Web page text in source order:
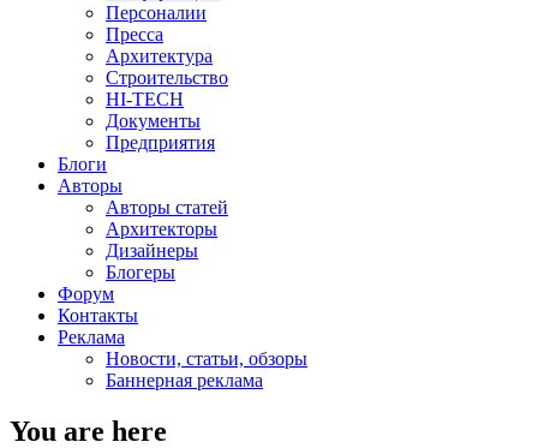
Персоналии
Пресса
Архитектура
Строительство
HI-TECH
Документы
Предприятия
Блоги
Авторы
Авторы статей
Архитекторы
Дизайнеры
Блогеры
Форум
Контакты
Реклама
Новости, статьи, обзоры
Баннерная реклама
You are here